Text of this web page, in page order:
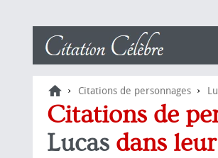
› Citations de personnages ›
Citations de
Lucas dans